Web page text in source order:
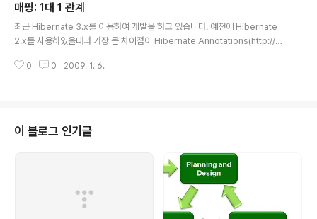
것 같습니다. :-) 출처: https://www.dimis.fim.uni-passau.de/~doeller/
research_pr..
매핑: 1대 1 관계
최근 Hibernate 3.x를 이용하여 개발을 하고 있습니다. 예전에 Hibernate
2.x를 사용하였을때과 가장 큰 차이점이 Hibernate Annotations(http://w
e/)이 도입되었다는 점입니다. 아~ 정말 편리해졌습니다. hbm.xml을 손수 고
니다. 이번 기회에 Hibernate를 깊이 익혀볼 생각입니다. 우선 Hiberna..
0 0 2009. 1. 6.
이 블로그 인기글